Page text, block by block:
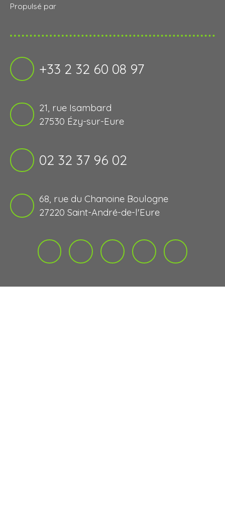
Propulsé par
+33 2 32 60 08 97
21, rue Isambard
27530 Ézy-sur-Eure
02 32 37 96 02
68, rue du Chanoine Boulogne
27220 Saint-André-de-l'Eure